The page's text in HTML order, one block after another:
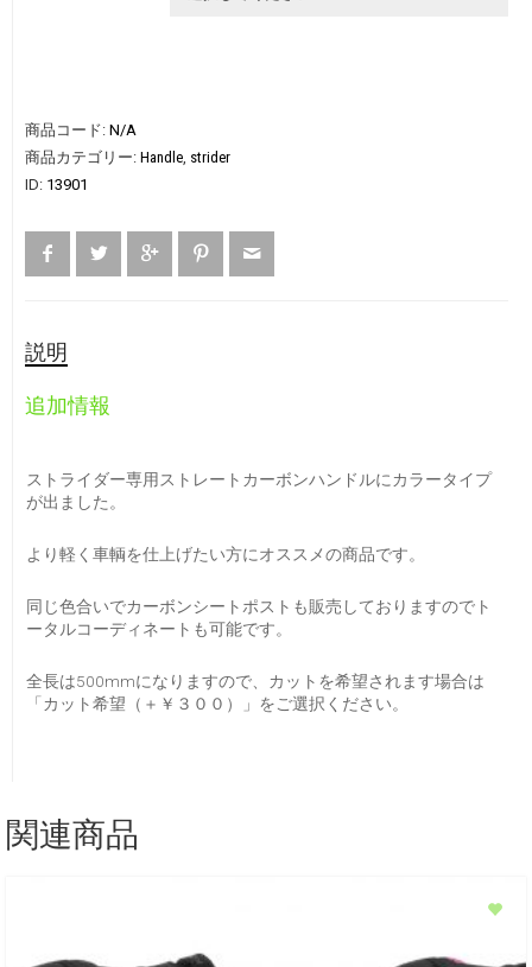
商品コード: N/A
商品カテゴリー: Handle, strider
ID: 13901
説明
追加情報
ストライダー専用ストレートカーボンハンドルにカラータイプ
が出ました。
より軽く車輌を仕上げたい方にオススメの商品です。
同じ色合いでカーボンシートポストも販売しておりますのでト
ータルコーディネートも可能です。
全長は500mmになりますので、カットを希望されます場合は
「カット希望（＋￥３００）」をご選択ください。
関連商品